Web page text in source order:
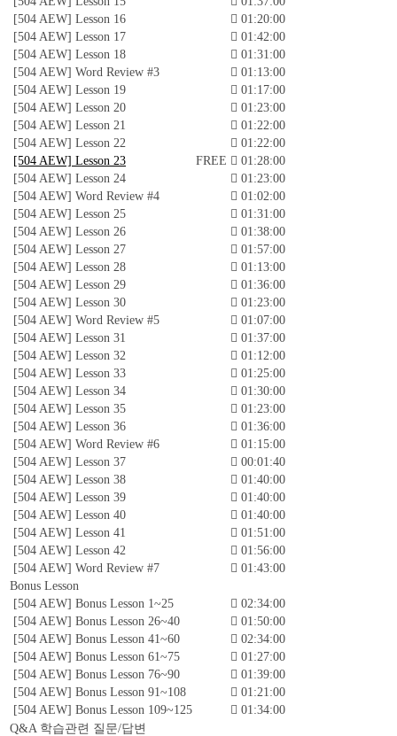
[504 AEW] Lesson 16
01:20:00
[504 AEW] Lesson 17
01:42:00
[504 AEW] Lesson 18
01:31:00
[504 AEW] Word Review #3
01:13:00
[504 AEW] Lesson 19
01:17:00
[504 AEW] Lesson 20
01:23:00
[504 AEW] Lesson 21
01:22:00
[504 AEW] Lesson 22
01:22:00
[504 AEW] Lesson 23
FREE
01:28:00
[504 AEW] Lesson 24
01:23:00
[504 AEW] Word Review #4
01:02:00
[504 AEW] Lesson 25
01:31:00
[504 AEW] Lesson 26
01:38:00
[504 AEW] Lesson 27
01:57:00
[504 AEW] Lesson 28
01:13:00
[504 AEW] Lesson 29
01:36:00
[504 AEW] Lesson 30
01:23:00
[504 AEW] Word Review #5
01:07:00
[504 AEW] Lesson 31
01:37:00
[504 AEW] Lesson 32
01:12:00
[504 AEW] Lesson 33
01:25:00
[504 AEW] Lesson 34
01:30:00
[504 AEW] Lesson 35
01:23:00
[504 AEW] Lesson 36
01:36:00
[504 AEW] Word Review #6
01:15:00
[504 AEW] Lesson 37
00:01:40
[504 AEW] Lesson 38
01:40:00
[504 AEW] Lesson 39
01:40:00
[504 AEW] Lesson 40
01:40:00
[504 AEW] Lesson 41
01:51:00
[504 AEW] Lesson 42
01:56:00
[504 AEW] Word Review #7
01:43:00
Bonus Lesson
[504 AEW] Bonus Lesson 1~25
02:34:00
[504 AEW] Bonus Lesson 26~40
01:50:00
[504 AEW] Bonus Lesson 41~60
02:34:00
[504 AEW] Bonus Lesson 61~75
01:27:00
[504 AEW] Bonus Lesson 76~90
01:39:00
[504 AEW] Bonus Lesson 91~108
01:21:00
[504 AEW] Bonus Lesson 109~125
01:34:00
Q&A 학습관련 질문/답변